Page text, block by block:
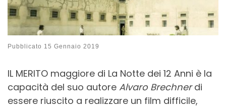
Pubblicato 15 Gennaio 2019
IL MERITO maggiore di La Notte dei 12 Anni è la
capacità del suo autore Alvaro Brechnerdi
essere riuscito a realizzare un film difficile,